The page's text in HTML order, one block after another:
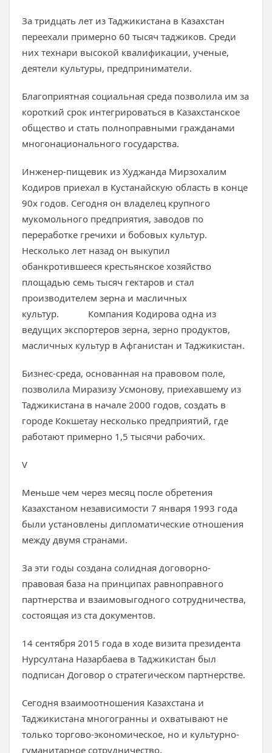
За тридцать лет из Таджикистана в Казахстан
переехали примерно 60 тысяч таджиков. Среди
них технари высокой квалификации, ученые,
деятели культуры, предприниматели.
Благоприятная социальная среда позволила им за
короткий срок интегрироваться в Казахстанское
общество и стать полноправными гражданами
многонационального государства.
Инженер-пищевик из Худжанда Мирзохалим
Кодиров приехал в Кустанайскую область в конце
90х годов. Сегодня он владелец крупного
мукомольного предприятия, заводов по
переработке гречихи и бобовых культур.
Несколько лет назад он выкупил
обанкротившееся крестьянское хозяйство
площадью семь тысяч гектаров и стал
производителем зерна и масличных
культур. Компания Кодирова одна из
ведущих экспортеров зерна, зерно продуктов,
масличных культур в Афганистан и Таджикистан.
Бизнес-среда, основанная на правовом поле,
позволила Миразизу Усмонову, приехавшему из
Таджикистана в начале 2000 годов, создать в
городе Кокшетау несколько предприятий, где
работают примерно 1,5 тысячи рабочих.
V
Меньше чем через месяц после обретения
Казахстаном независимости 7 января 1993 года
были установлены дипломатические отношения
между двумя странами.
За эти годы создана солидная договорно-
правовая база на принципах равноправного
партнерства и взаимовыгодного сотрудничества,
состоящая из ста документов.
14 сентября 2015 года в ходе визита президента
Нурсултана Назарбаева в Таджикистан был
подписан Договор о стратегическом партнерстве.
Сегодня взаимоотношения Казахстана и
Таджикистана многогранны и охватывают не
только торгово-экономическое, но и культурно-
гуманитарное сотрудничество.